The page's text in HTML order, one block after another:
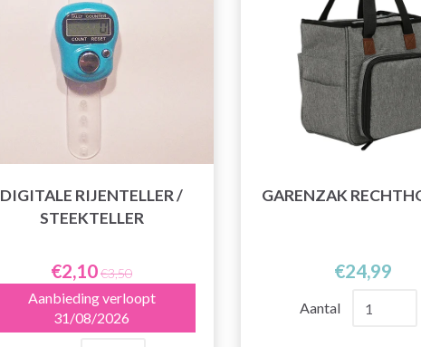
DIGITALE RIJENTELLER /
STEEKTELLER
€2,10€3,50
Aanbieding verloopt
31/08/2026
GARENZAK
€24,99
Aantal